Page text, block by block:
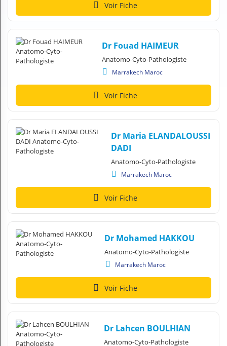
Voir Fiche
Dr Fouad HAIMEUR
Anatomo-Cyto-Pathologiste
Marrakech Maroc
Voir Fiche
Dr Maria ELANDALOUSSI
DADI
Anatomo-Cyto-Pathologiste
Marrakech Maroc
Voir Fiche
Dr Mohamed HAKKOU
Anatomo-Cyto-Pathologiste
Marrakech Maroc
Voir Fiche
Dr Lahcen BOULHIAN
Anatomo-Cyto-Pathologiste